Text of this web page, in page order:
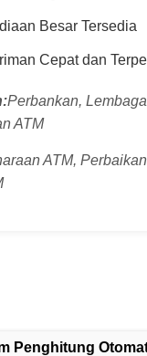
Besar Tersedia
Cepat dan
Perbankan,
ATM
ATM,
Penghitung